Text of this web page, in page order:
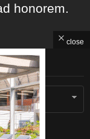
honorem.
close